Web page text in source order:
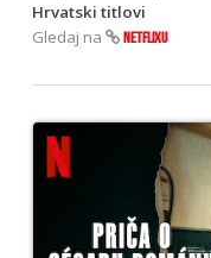
Hrvatski titlovi
Gledaj na
NETFLIXU